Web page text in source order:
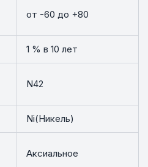
от -60 до +80
1 % в 10 лет
N42
Ni(Никель)
Аксиальное